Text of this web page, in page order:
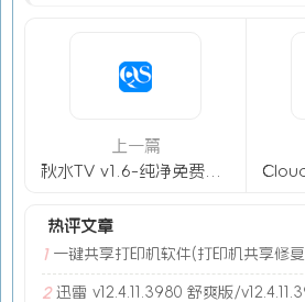
上一篇
热评文章
1 一键共享打印机软件(打印机共享修
2 迅雷 v12.4.11.3980 舒爽版/